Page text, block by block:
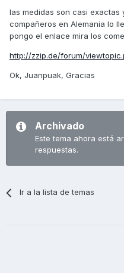
las medidas son casi exactas
compañeros en Alemania lo
pongo el enlace mira los
http://zzip.de/forum/
Ok, Juanpuak, Gracias
Archivado
Este tema ahora está
respuestas.
Ir a la lista de temas